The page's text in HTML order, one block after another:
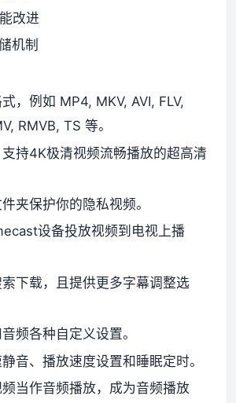
改进
机制
，例如 MP4, MKV, AVI, FLV,
RMVB, TS 等。
持4K极清视频流畅播放的超高清
夹保护你的隐私视频。
设备投放视频到电视上播
下载，且提供更多字幕调整选
频各种自定义设置。
音、播放速度设置和睡眠定时。
当作音频播放，成为音频播放